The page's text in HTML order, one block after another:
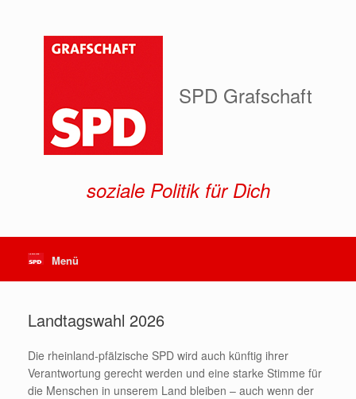
SPD Grafschaft
soziale Politik für Dich
Menü
Landtagswahl 2026
Die rheinland-pfälzische SPD wird auch künftig ihrer
Verantwortung gerecht werden und eine starke Stimme für
die Menschen in unserem Land bleiben – auch wenn der